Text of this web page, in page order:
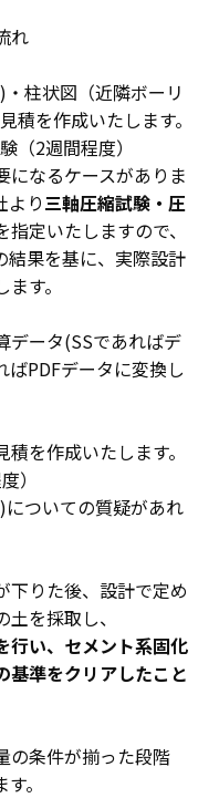
れ
柱状図（近隣ボーリ
積を作成いたします。
（2週間程度）
になるケースがありま
より三軸圧縮試験・圧
定いたしますので、
結果を基に、実際設計
す。
データ(SSであればデ
PDFデータに変換し
を作成いたします。
）
ついての質疑があれ
下りた後、設計で定め
を採取し、
行い、セメント系固化
基準をクリアしたこと
の条件が揃った段階
。